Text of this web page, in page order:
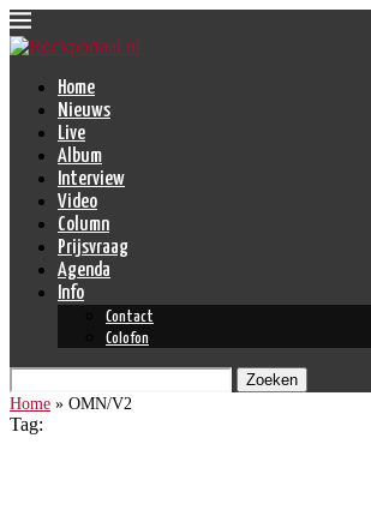
Home
Nieuws
Live
Album
Interview
Video
Column
Prijsvraag
Agenda
Info
Contact
Colofon
Zoeken
Home » OMN/V2
Tag: